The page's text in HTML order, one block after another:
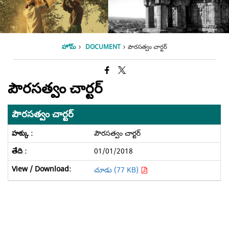
హోమ్ DOCUMENT పౌరసత్వం చార్టర్
పౌరసత్వం చార్టర్
పౌరసత్వం చార్టర్
పౌరసత్వం చార్టర్
01/01/2018
చూడు (77 KB)